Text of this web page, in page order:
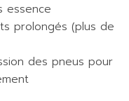
essence
prolongés (plus de
des pneus pour